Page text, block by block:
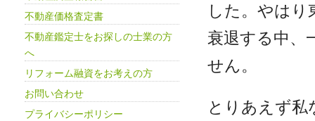
した。やは
衰退する中、
せん。
とりあえず
不動産価格査定書
不動産鑑定士をお探しの士業の方
へ
リフォーム融資をお考えの方
お問い合わせ
プライバシーポリシー